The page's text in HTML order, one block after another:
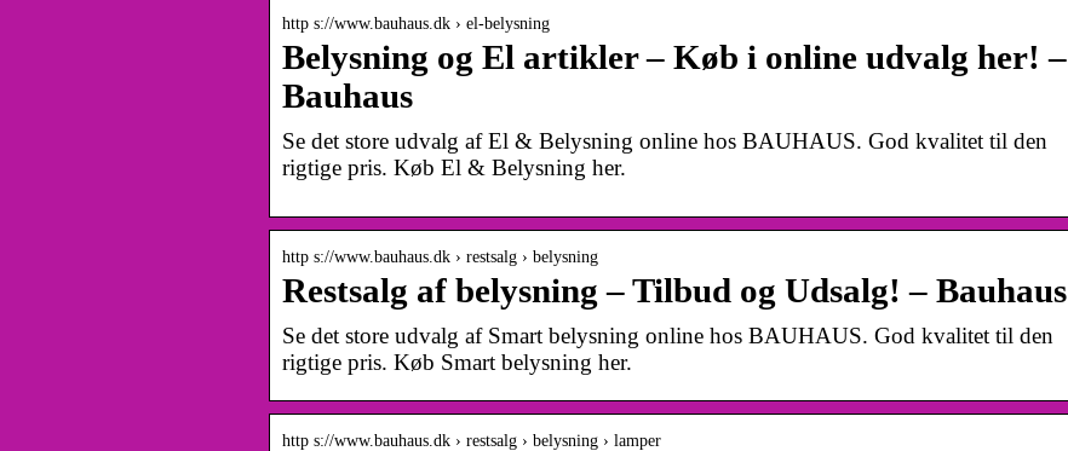
http s://www.bauhaus.dk › el-belysning
Belysning og El artikler – Køb i online udvalg her! –
Bauhaus
Se det store udvalg af El & Belysning online hos BAUHAUS. God kvalitet til den
rigtige pris. Køb El & Belysning her.
http s://www.bauhaus.dk › restsalg › belysning
Restsalg af belysning – Tilbud og Udsalg! – Bauhaus
Se det store udvalg af Smart belysning online hos BAUHAUS. God kvalitet til den
rigtige pris. Køb Smart belysning her.
http s://www.bauhaus.dk › restsalg › belysning › lamper